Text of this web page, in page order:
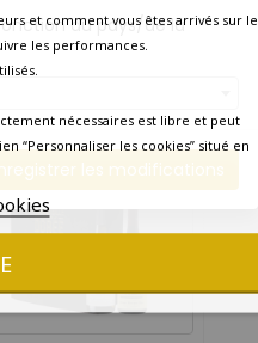
du pays/de la
les modifications
et comment vous êtes arrivés sur le
les performances.
nécessaires est libre et peut
“Personnaliser les cookies” situé en